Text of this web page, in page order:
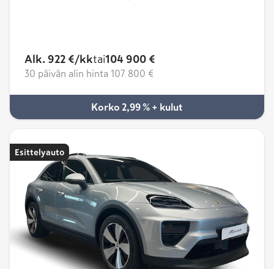
Alk. 922 €/kktai104 900 €
30 päivän alin hinta 107 800 €
Korko 2,99 % + kulut
Esittelyauto